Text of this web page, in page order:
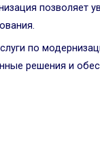
позволяет
по
решения и